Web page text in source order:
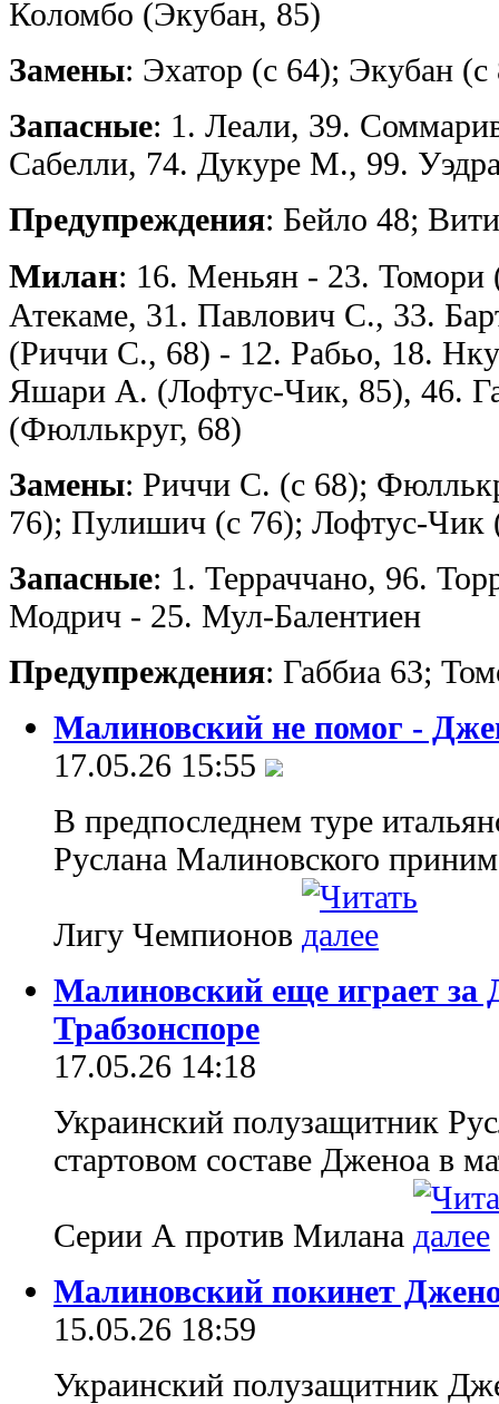
Коломбо (Экубан, 85)
Замены: Эхатор (с 64); Экубан
Запасные: 1. Леали, 39.
Сабелли, 74. Дукуре М., 99.
Предупреждения: Бейло 48;
Милан: 16. Меньян - 23. Томори
Атекаме, 31. Павлович С., 33.
(Риччи С., 68) - 12. Рабьо, 18.
Яшари А. (Лофтус-Чик, 85), 46.
(Фюллькруг, 68)
Замены: Риччи С. (с 68);
76); Пулишич (с 76); Лофтус-Чик
Запасные: 1. Терраччано, 96.
Модрич - 25. Мул-Балентиен
Предупреждения: Габбиа 63;
Малиновский не помог -
17.05.26 15:55
В предпоследнем туре
Руслана Малиновского
Лигу Чемпионов
Малиновский еще играет
Трабзонспоре
17.05.26 14:18
Украинский полузащитник
стартовом составе Дженоа в
Серии А против Милана
Малиновский покинет
15.05.26 18:59
Украинский полузащитник